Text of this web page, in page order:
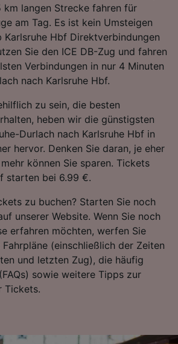
km langen Strecke fahren für
am Tag. Es ist kein Umsteigen
Hbf Direktverbindungen
Sie den ICE DB-Zug und fahren
Verbindungen in nur 4 Minuten
nach Karlsruhe Hbf.
zu sein, die besten
heben wir die günstigsten
Durlach nach Karlsruhe Hbf in
hervor. Denken Sie daran, je eher
können Sie sparen. Tickets
starten bei 6.99 €.
zu buchen? Starten Sie noch
unserer Website. Wenn Sie noch
erfahren möchten, werfen Sie
(einschließlich der Zeiten
und letzten Zug), die häufig
sowie weitere Tipps zur
Tickets.
Standortdaten.
zur Identifikation
Speichern von oder Zugriff auf
auf einem Endgerät.
Werbung und Inhalte, Messung
und der Performance von
Verbesserung von
(Lieferanten)